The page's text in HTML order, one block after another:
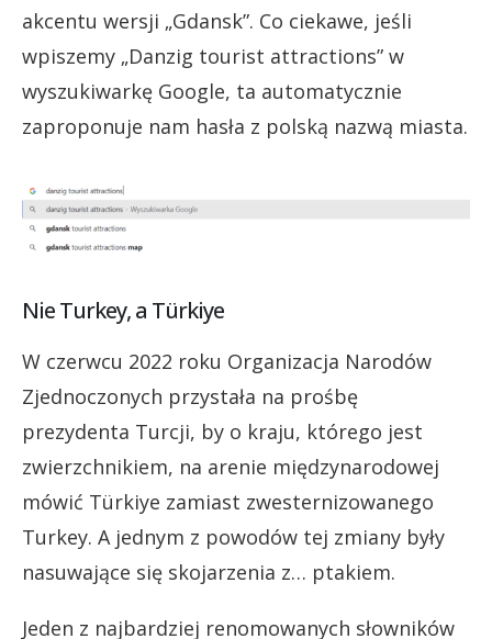
akcentu wersji „Gdansk”. Co ciekawe, jeśli
wpiszemy „Danzig tourist attractions” w
wyszukiwarkę Google, ta automatycznie
zaproponuje nam hasła z polską nazwą miasta.
Nie Turkey, a Türkiye
W czerwcu 2022 roku Organizacja Narodów
Zjednoczonych przystała na prośbę
prezydenta Turcji, by o kraju, którego jest
zwierzchnikiem, na arenie międzynarodowej
mówić Türkiye zamiast zwesternizowanego
Turkey. A jednym z powodów tej zmiany były
nasuwające się skojarzenia z… ptakiem.
Jeden z najbardziej renomowanych słowników